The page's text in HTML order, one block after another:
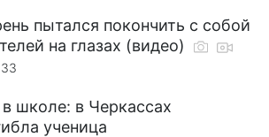
пытался покончить с собой
на глазах (видео)
школе: в Черкассах
ученица